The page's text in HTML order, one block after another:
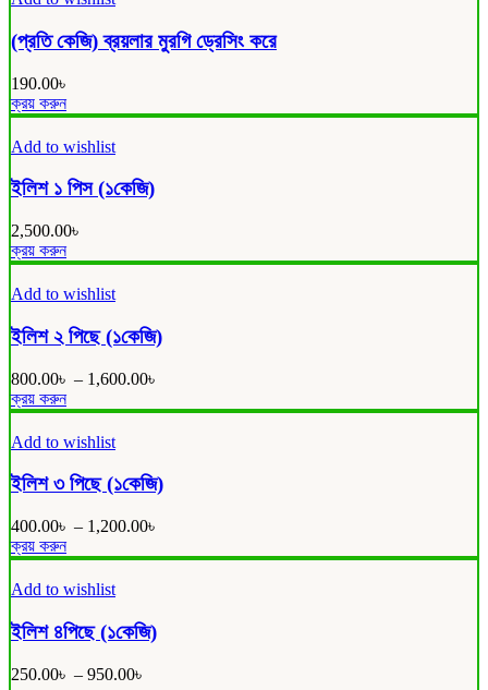
(প্রতি কেজি) ব্রয়লার মুরগি ড্রেসিং করে
190.00৳
ক্রয় করুন
Add to wishlist
ইলিশ ১ পিস (১কেজি)
2,500.00৳
ক্রয় করুন
Add to wishlist
ইলিশ ২ পিছে (১কেজি)
800.00৳ – 1,600.00৳
ক্রয় করুনThis
product
has
multiple
variants.
The
may
be
on
product
Add to wishlist
ইলিশ ৩ পিছে (১কেজি)
400.00৳ – 1,200.00৳
ক্রয় করুনThis
product
has
multiple
variants.
The
may
Add to wishlist
ইলিশ ৪পিছে (১কেজি)
250.00৳ – 950.00৳